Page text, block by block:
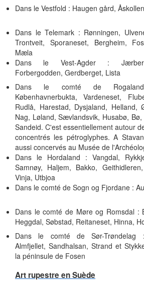
Dans le Vestfold : Haugen gård,
Dans le Telemark : Rønningen,
Trontveit, Sporaneset, Bergheim,
Mæla
Dans le Vest-Agder :
Forbergodden, Gerdberget, Lista
Dans le comté de
Københavnerbukta, Vardeneset,
Rudlå, Harestad, Dysjaland,
Nag, Løland, Sævlandsvik, Husabø,
Sandeid. C'est essentiellement autour
concentrés les pétroglyphes. A
aussi concervés au Musée de
Dans le Hordaland : Vangdal,
Samnøy, Haljem, Bakko,
Vinja, Utbjoa
Dans le comté de Sogn og Fjordane :
Dans le comté de Møre og Romsdal :
Heggdal, Søbstad, Reitaneset, Hinna,
Dans le comté de Sør-Trøndelag :
Almfjellet, Sandhalsan, Strand et
la péninsule de Fosen
Art rupestre en Suède